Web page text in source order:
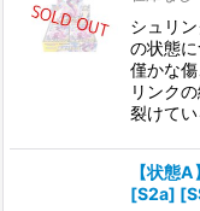
シュリ
の状態
僅かな
リンク
裂けて
【状態
[S2a]